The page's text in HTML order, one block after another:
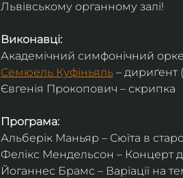
Львівському органному залі!
Виконавці:
Академічний симфонічний
Семюель Куфіньяль – дириґент
Євгенія Прокопович – скрипка
Програма:
Альберік Маньяр – Сюїта в
Фелікс Мендельсон – Концерт
Йоганнес Брамс – Варіації на